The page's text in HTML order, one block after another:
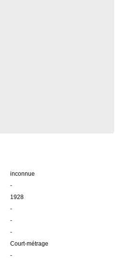
inconnue
-
1928
-
-
-
Court-métrage
-